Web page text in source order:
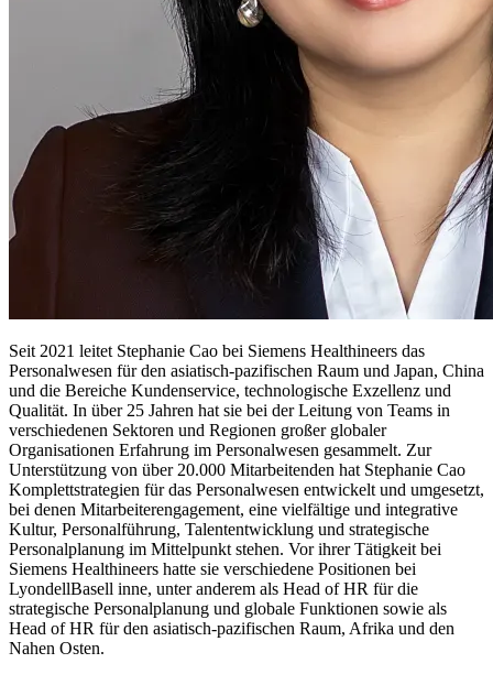
Seit 2021 leitet Stephanie Cao bei Siemens Healthineers das
Personalwesen für den asiatisch-pazifischen Raum und Japan, China
und die Bereiche Kundenservice, technologische Exzellenz und
Qualität. In über 25 Jahren hat sie bei der Leitung von Teams in
verschiedenen Sektoren und Regionen großer globaler
Organisationen Erfahrung im Personalwesen gesammelt. Zur
Unterstützung von über 20.000 Mitarbeitenden hat Stephanie Cao
Komplettstrategien für das Personalwesen entwickelt und umgesetzt,
bei denen Mitarbeiterengagement, eine vielfältige und integrative
Kultur, Personalführung, Talententwicklung und strategische
Personalplanung im Mittelpunkt stehen. Vor ihrer Tätigkeit bei
Siemens Healthineers hatte sie verschiedene Positionen bei
LyondellBasell inne, unter anderem als Head of HR für die
strategische Personalplanung und globale Funktionen sowie als
Head of HR für den asiatisch-pazifischen Raum, Afrika und den
Nahen Osten.